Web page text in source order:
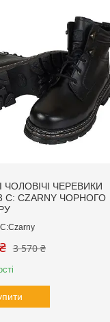
ЧОЛОВІЧІ ЧЕРЕВИКИ
C: СZARNY ЧОРНОГО
3 570 ₴